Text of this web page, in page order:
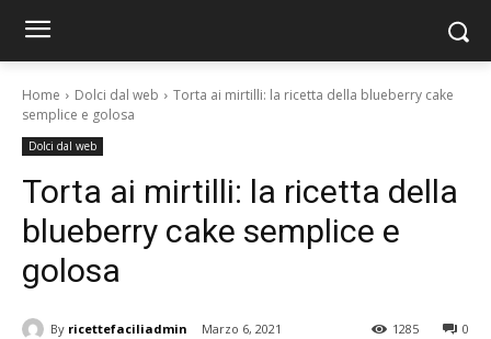
Home Dolci dal web
Torta ai mirtilli: la ricetta della blueberry cake
semplice e golosa
Dolci dal web
Torta ai mirtilli: la ricetta della
blueberry cake semplice e
golosa
By ricettefaciliadmin Marzo 6, 2021 0
1285